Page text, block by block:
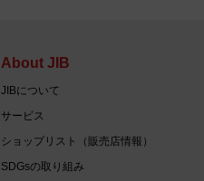
About JIB
JIBについて
サービス
ショップリスト（販売店情報）
SDGsの取り組み